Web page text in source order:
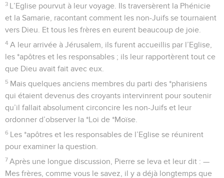
3 L’Eglise pourvut à leur voyage. Ils traversèrent la Phénicie
et la Samarie, racontant comment les non-Juifs se tournaient
vers Dieu. Et tous les frères en eurent beaucoup de joie.
4 A leur arrivée à Jérusalem, ils furent accueillis par l’Eglise,
les *apôtres et les responsables ; ils leur rapportèrent tout ce
que Dieu avait fait avec eux.
5 Mais quelques anciens membres du parti des *pharisiens
qui étaient devenus des croyants intervinrent pour soutenir
qu’il fallait absolument circoncire les non-Juifs et leur
ordonner d’observer la *Loi de *Moïse.
6 Les *apôtres et les responsables de l’Eglise se réunirent
pour examiner la question.
7 Après une longue discussion, Pierre se leva et leur dit : —
Mes frères, comme vous le savez, il y a déjà longtemps que